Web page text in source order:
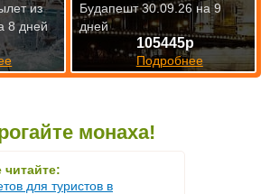
монаха!
читайте:
для туристов в
из
8 дней
105445р
Подробнее
Будапешт 30.09.26 на 9
дней